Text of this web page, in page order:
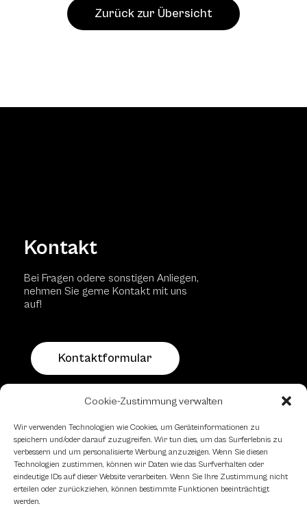
Cookie-Zustimmung verwalten
Wir verwenden Technologien wie Cookies, um Geräteinformationen zu
speichern und/oder darauf zuzugreifen. Wir tun dies, um das Surferlebnis zu
verbessern und um personalisierte Werbung anzuzeigen. Wenn Sie diesen
Technologien zustimmen, können wir Daten wie das Surfverhalten oder
eindeutige IDs auf dieser Website verarbeiten. Wenn Sie Ihre Zustimmung nicht
erteilen oder zurückziehen, können bestimmte Funktionen beeinträchtigt
werden.
Zurück zur Übersicht
Kontakt
Bei Fragen odere sonstigen Anliegen,
nehmen Sie gerne Kontakt mit uns
auf!
Kontaktformular
Schachfreundliche Lokale